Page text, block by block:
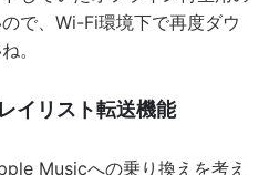
で、Wi-Fi環境下で再度ダウ
。
イリスト転送機能
Musicへの乗り換えを考え